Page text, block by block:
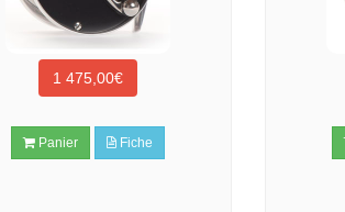
1 475,00€
Panier Fiche